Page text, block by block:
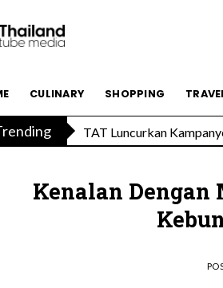
CULINARY SHOPPING
TAT Luncurkan
Menikmati Cita Rasa
Kenalan